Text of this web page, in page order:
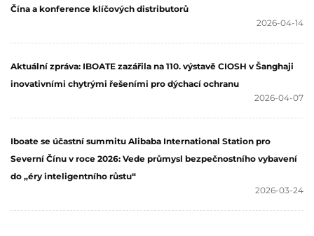
Čína a konference klíčových distributorů
2026-04-14
Aktuální zpráva: IBOATE zazářila na 110. výstavě CIOSH v Šanghaji
inovativními chytrými řešeními pro dýchací ochranu
2026-04-07
Iboate se účastní summitu Alibaba International Station pro
Severní Čínu v roce 2026: Vede průmysl bezpečnostního vybavení
do „éry inteligentního růstu“
2026-03-24